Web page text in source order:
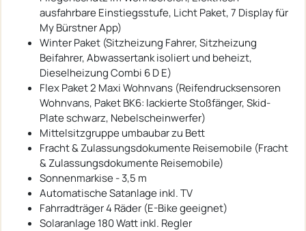
ausfahrbare Einstiegsstufe, Licht Paket, 7 Display für
My Bürstner App)
Winter Paket (Sitzheizung Fahrer, Sitzheizung
Beifahrer, Abwassertank isoliert und beheizt,
Dieselheizung Combi 6 D E)
Flex Paket 2 Maxi Wohnvans (Reifendrucksensoren
Wohnvans, Paket BK6: lackierte Stoßfänger, Skid-
Plate schwarz, Nebelscheinwerfer)
Mittelsitzgruppe umbaubar zu Bett
Fracht & Zulassungsdokumente Reisemobile (Fracht
& Zulassungsdokumente Reisemobile)
Sonnenmarkise - 3,5 m
Automatische Satanlage inkl. TV
Fahrradträger 4 Räder (E-Bike geeignet)
Solaranlage 180 Watt inkl. Regler